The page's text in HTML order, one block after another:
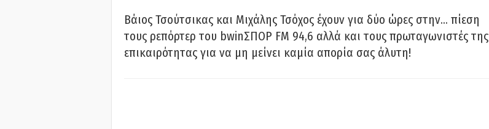
Βάιος Τσούτσικας και Μιχάλης Τσόχος έχουν για δύο ώρες στην… πίεση
τους ρεπόρτερ του bwinΣΠΟΡ FM 94,6 αλλά και τους πρωταγωνιστές της
επικαιρότητας για να μη μείνει καμία απορία σας άλυτη!